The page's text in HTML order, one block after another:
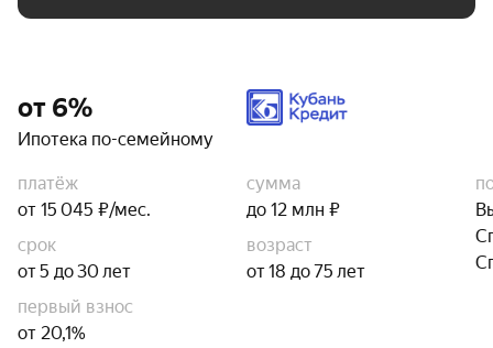
от 6%
Ипотека по-семейному
платёж
от 15 045 ₽/мес.
сумма
до 12 млн ₽
срок
от 5 до 30 лет
возраст
от 18 до 75 лет
первый взнос
от 20,1%